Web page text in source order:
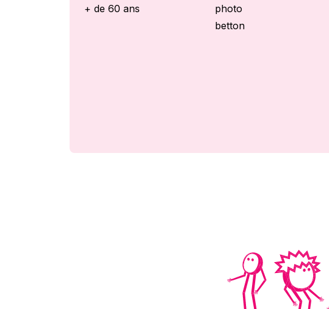
+ de 60 ans
photo
betton